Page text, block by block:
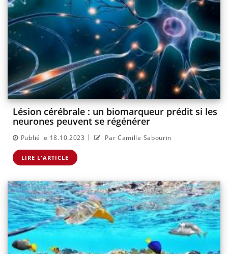
Lésion cérébrale : un biomarqueur prédit si les
neurones peuvent se régénérer
Publié le 18.10.2023 | Par Camille Sabourin
LIRE L'ARTICLE